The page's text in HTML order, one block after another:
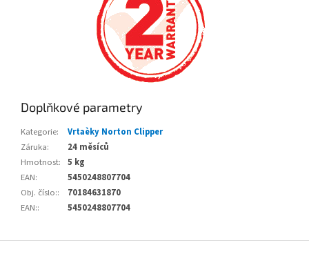
Doplňkové parametry
Kategorie:
Vrtaèky Norton Clipper
Záruka:
24 měsíců
Hmotnost:
5 kg
EAN:
5450248807704
Obj. číslo::
70184631870
EAN:: 5450248807704